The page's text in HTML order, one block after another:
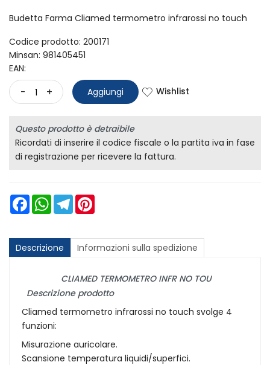
Budetta Farma Cliamed termometro infrarossi no touch
Codice prodotto: 200171
Minsan: 981405451
EAN:
- + Aggiungi Wishlist
Questo prodotto è detraibile
Ricordati di inserire il codice fiscale o la partita iva in fase
di registrazione per ricevere la fattura.
FacebookWhatsAppTelegram
Descrizione Informazioni sulla spedizione
CLIAMED TERMOMETRO INFR NO TOU
Descrizione prodotto
Cliamed termometro infrarossi no touch svolge 4
funzioni:
Misurazione auricolare.
Scansione temperatura liquidi/superfici.